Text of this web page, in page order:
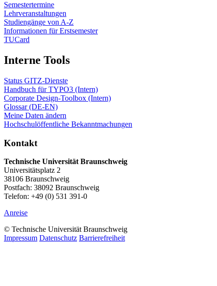
Semestertermine
Lehrveranstaltungen
Studiengänge von A-Z
Informationen für Erstsemester
TUCard
Interne Tools
Status GITZ-Dienste
Handbuch für TYPO3 (Intern)
Corporate Design-Toolbox (Intern)
Glossar (DE-EN)
Meine Daten ändern
Hochschulöffentliche Bekanntmachungen
Kontakt
Technische Universität Braunschweig
Universitätsplatz 2
38106 Braunschweig
Postfach: 38092 Braunschweig
Telefon: +49 (0) 531 391-0
Anreise
© Technische Universität Braunschweig
Impressum Datenschutz Barrierefreiheit